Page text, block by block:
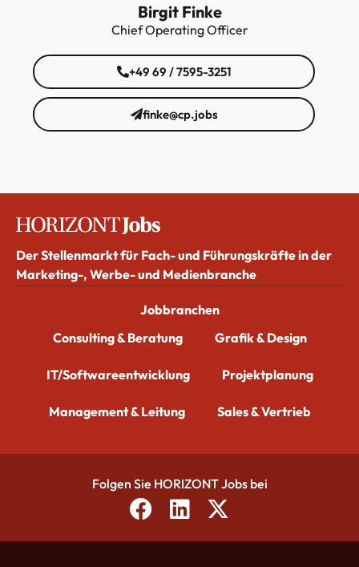
Birgit Finke
Chief Operating Officer
+49 69 / 7595-3251
finke@cp.jobs
Der Stellenmarkt für Fach- und Führungskräfte in der
Marketing-, Werbe- und Medienbranche
Jobbranchen
Consulting & Beratung
Grafik & Design
IT/Softwareentwicklung Projektplanung
Management & Leitung Sales & Vertrieb
Folgen Sie HORIZONT Jobs bei